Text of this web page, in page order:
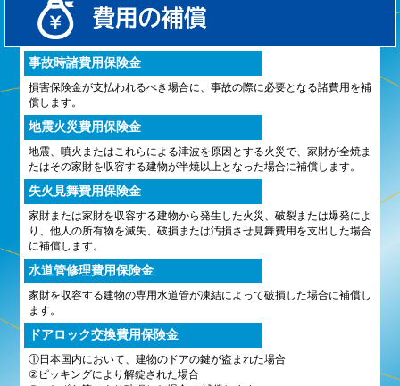
事故時諸費用保険金
損害保険金が支払われるべき場合に、事故の際に必要となる諸費用を補
償します。
地震火災費用保険金
地震、噴火またはこれらによる津波を原因とする火災で、家財が全焼ま
たはその家財を収容する建物が半焼以上となった場合に補償します。
失火見舞費用保険金
家財または家財を収容する建物から発生した火災、破裂または爆発によ
り、他人の所有物を滅失、破損または汚損させ見舞費用を支出した場合
に補償します。
水道管修理費用保険金
家財を収容する建物の専用水道管が凍結によって破損した場合に補償し
ます。
ドアロック交換費用保険金
①日本国内において、建物のドアの鍵が盗まれた場合
②ピッキングにより解錠された場合